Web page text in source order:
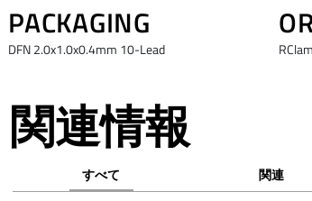
PACKAGING
DFN 2.0x1.0x0.4mm 10-Lead
関連情報
すべて 関連